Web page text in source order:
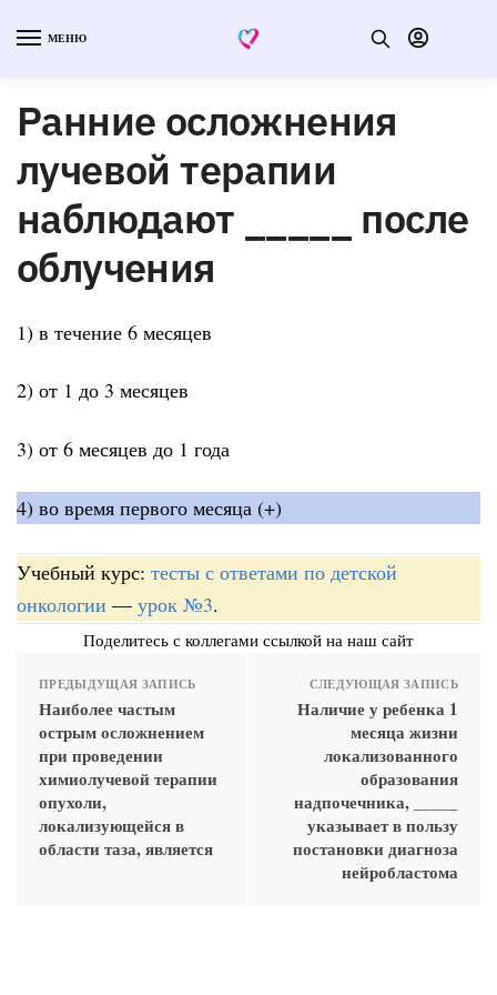
МЕНЮ
Ранние осложнения
лучевой терапии
наблюдают _____ после
облучения
1) в течение 6 месяцев
2) от 1 до 3 месяцев
3) от 6 месяцев до 1 года
4) во время первого месяца (+)
Учебный курс: тесты с ответами по детской
онкологии — урок №3.
Поделитесь с коллегами ссылкой на наш сайт
ПРЕДЫДУЩАЯ ЗАПИСЬ
Наиболее частым
острым осложнением
при проведении
химиолучевой терапии
опухоли,
локализующейся в
области таза, является
СЛЕДУЮЩАЯ ЗАПИСЬ
Наличие у ребенка 1
месяца жизни
локализованного
образования
надпочечника, _____
указывает в пользу
постановки диагноза
нейробластома